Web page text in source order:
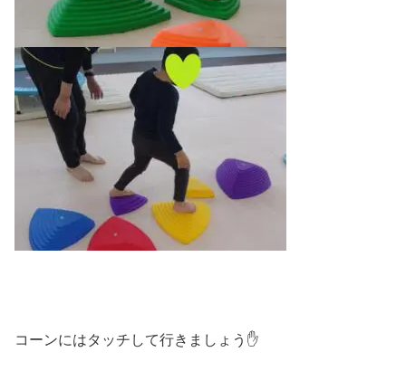
コーンにはタッチして行きましょう✋